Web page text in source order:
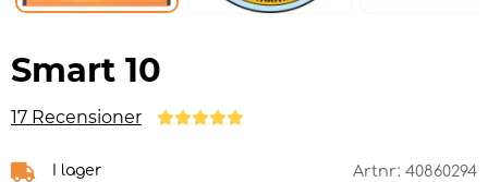
Smart 10
17 Recensioner
I lager Artnr: 40860294